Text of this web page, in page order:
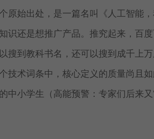
原始出处，是一篇名叫《人工智能
识还是想推广产品。推究起来，百
搜到教科书名，还可以搜到成千上
技术词条中，核心定义的质量尚且
中小学生（高能预警：专家们后来